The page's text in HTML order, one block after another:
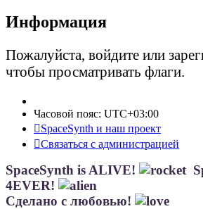
Информация
Пожалуйста, войдите или
чтобы просматривать флаги.
Часовой пояс: UTC+03:00
SpaceSynth и наш проект
Связаться с администрацией
SpaceSynth is ALIVE!
4EVER!
Сделано с любовью!